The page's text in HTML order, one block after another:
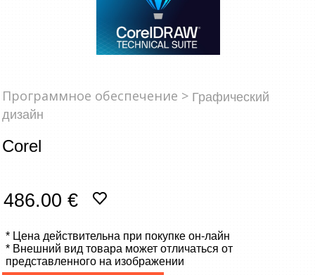
Компьютерная техника
Автотовары
Программное обеспечение > Графический
дизайн
Corel
486.00 €
* Цена действительна при покупке он-лайн
* Внешний вид товара может отличаться от
представленного на изображении